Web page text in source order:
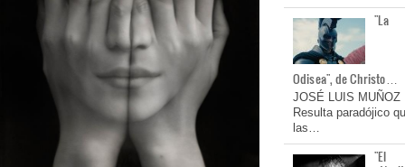
"La
Odisea", de Christo…
JOSÉ LUIS MUÑOZ
Resulta paradójico
las…
"El